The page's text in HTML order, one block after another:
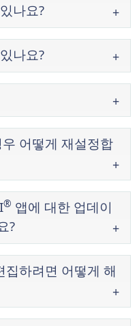
나요?
나요?
어떻게 재설정합
® 앱에 대한 업데이
?
집하려면 어떻게 해